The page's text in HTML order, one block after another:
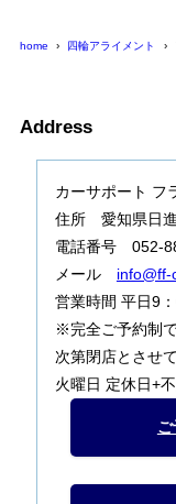
home 四輪アライメント
Address
カーサポート フ
住所 愛知県日
電話番号 052-
メール info@ff-
営業時間 平日9
※完全ご予約制
次第閉店とさせ
火曜日 定休日+